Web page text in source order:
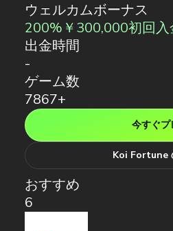
ウェルカムボーナス
200%￥300,000初回
出金時間
-
ゲーム数
7867+
今すぐプ
Koi Fortune
おすすめ
6